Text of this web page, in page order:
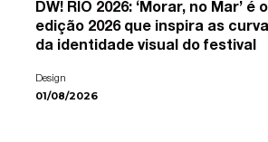
DW! RIO 2026: ‘Morar, no Mar’ é
edição 2026 que inspira as
da identidade visual do festival
Design
01/08/2026